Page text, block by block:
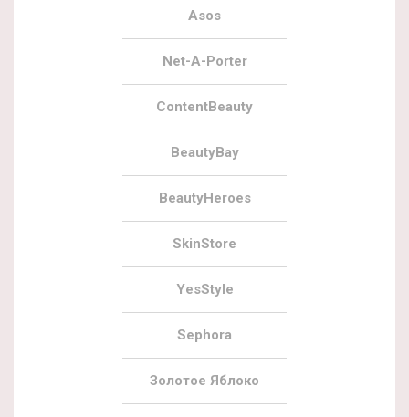
Asos
Net-A-Porter
ContentBeauty
BeautyBay
BeautyHeroes
SkinStore
YesStyle
Sephora
Золотое Яблоко